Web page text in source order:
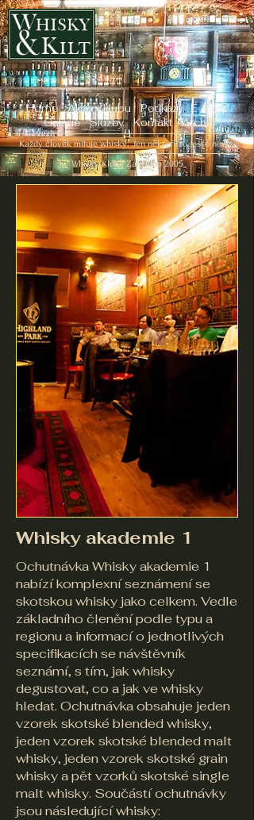
Home Akce v klubuPoukazyE-shop
Galerie
Služby Kontakt Archiv
Každý člověk miluje whisky. Jen někteří to ještě neví...
Whisky Klub | Založeno 2005
Whisky akademie 1
​Ochutnávka Whisky akademie 1
nabízí komplexní seznámení se
skotskou whisky jako celkem. Vedle
základního členění podle typu a
regionu a informací o jednotlivých
specifikacích se návštěvník
seznámí, s tím, jak whisky
degustovat, co a jak ve whisky
hledat. Ochutnávka obsahuje jeden
vzorek skotské blended whisky,
jeden vzorek skotské blended malt
whisky, jeden vzorek skotské grain
whisky a pět vzorků skotské single
malt whisky. Součástí ochutnávky
jsou následující whisky: